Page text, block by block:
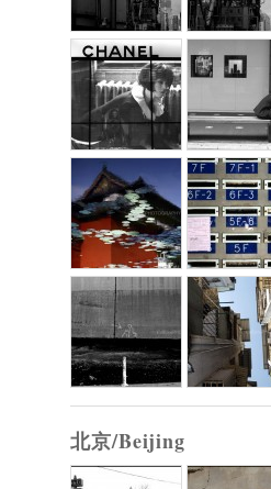
北京/Beijing